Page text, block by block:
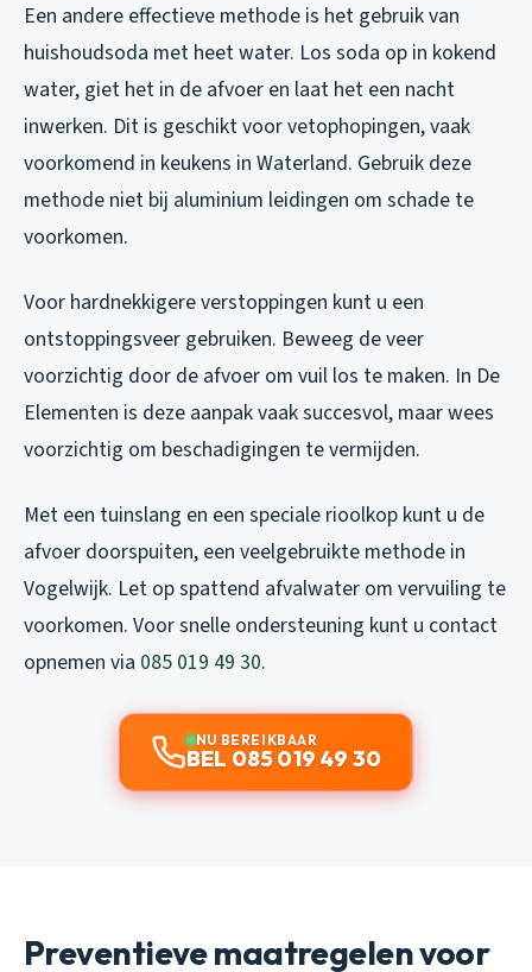
Een andere effectieve methode is het gebruik van
huishoudsoda met heet water. Los soda op in kokend
water, giet het in de afvoer en laat het een nacht
inwerken. Dit is geschikt voor vetophopingen, vaak
voorkomend in keukens in Waterland. Gebruik deze
methode niet bij aluminium leidingen om schade te
voorkomen.
Voor hardnekkigere verstoppingen kunt u een
ontstoppingsveer gebruiken. Beweeg de veer
voorzichtig door de afvoer om vuil los te maken. In De
Elementen is deze aanpak vaak succesvol, maar wees
voorzichtig om beschadigingen te vermijden.
Met een tuinslang en een speciale rioolkop kunt u de
afvoer doorspuiten, een veelgebruikte methode in
Vogelwijk. Let op spattend afvalwater om vervuiling te
voorkomen. Voor snelle ondersteuning kunt u contact
opnemen via 085 019 49 30.
NU BEREIKBAAR
BEL 085 019 49 30
Preventieve maatregelen voor